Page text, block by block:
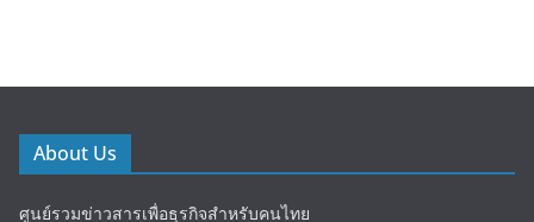
About Us
ศูนย์รวมข่าวสารเพื่อธุรกิจสำหรับคนไทย